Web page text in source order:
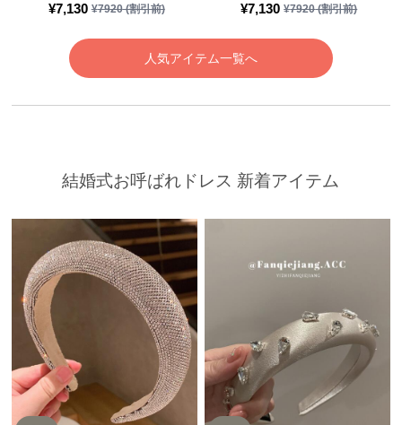
¥7,130 ¥7920(割引前) ¥7,130 ¥7920(割引前)
人気アイテム一覧へ
結婚式お呼ばれドレス 新着アイテム